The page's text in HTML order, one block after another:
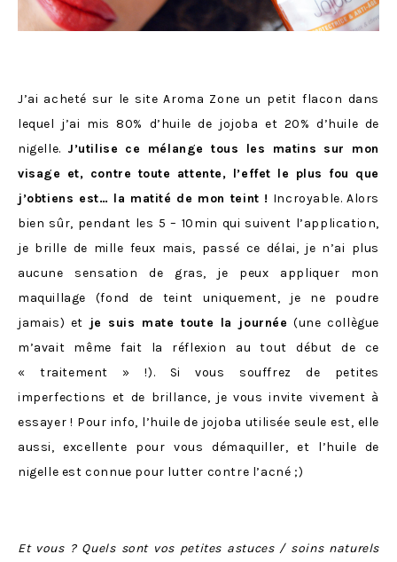
J’ai acheté sur le site Aroma Zone un petit flacon dans
lequel j’ai mis 80% d’huile de jojoba et 20% d’huile de
nigelle. J’utilise ce mélange tous les matins sur mon
visage et, contre toute attente, l’effet le plus fou que
j’obtiens est… la matité de mon teint ! Incroyable. Alors
bien sûr, pendant les 5 – 10min qui suivent l’application,
je brille de mille feux mais, passé ce délai, je n’ai plus
aucune sensation de gras, je peux appliquer mon
maquillage (fond de teint uniquement, je ne poudre
jamais) et je suis mate toute la journée (une collègue
m’avait même fait la réflexion au tout début de ce
« traitement » !). Si vous souffrez de petites
imperfections et de brillance, je vous invite vivement à
essayer ! Pour info, l’huile de jojoba utilisée seule est, elle
aussi, excellente pour vous démaquiller, et l’huile de
nigelle est connue pour lutter contre l’acné ;)
Et vous ? Quels sont vos petites astuces / soins naturels